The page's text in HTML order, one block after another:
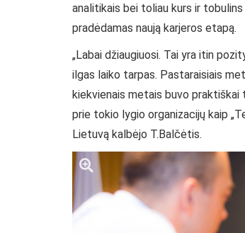
analitikais bei toliau kurs ir tobulins
pradėdamas naują karjeros etapą.
„Labai džiaugiuosi. Tai yra itin
ilgas laiko tarpas. Pastaraisiais
kiekvienais metais buvo praktiškai
prie tokio lygio organizacijų kaip
Lietuvą kalbėjo T.Balčėtis.